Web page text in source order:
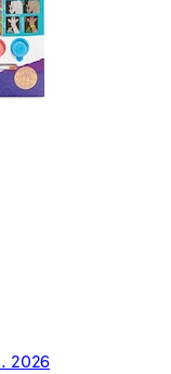
2026